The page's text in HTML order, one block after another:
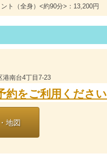
ト（全身）<約90分>：13,200円
港南台4丁目7-23
約をご利用ください
地図